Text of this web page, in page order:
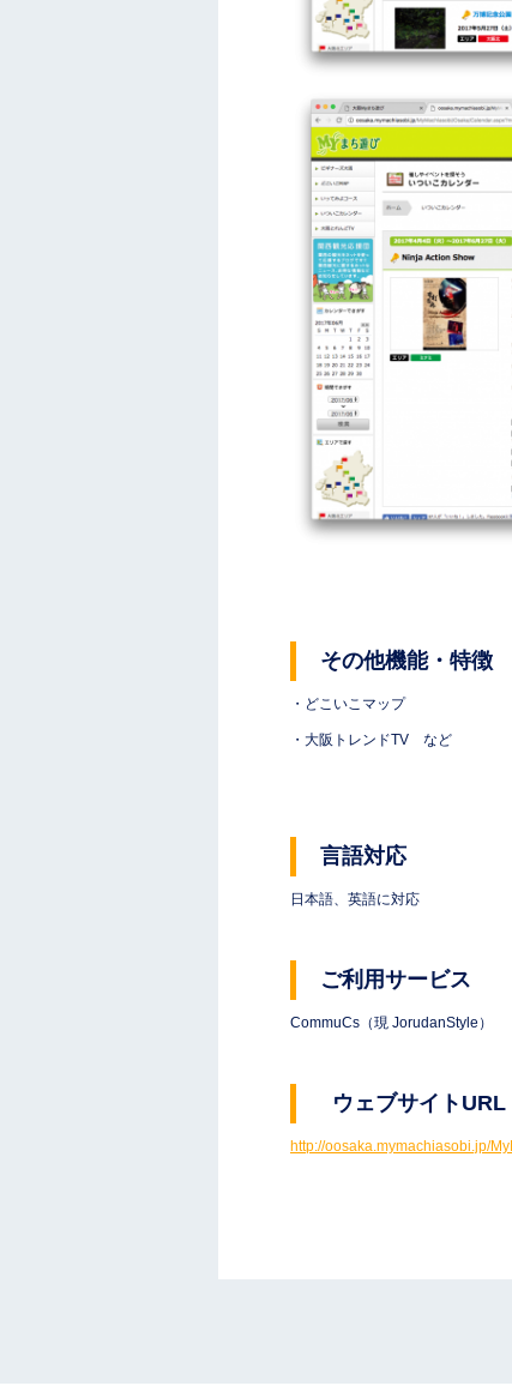
その他機能・特徴
・どこいこマップ
・大阪トレンドTV など
言語対応
日本語、英語に対応
ご利用サービス
CommuCs（現 JorudanStyle）
ウェブサイトURL
http://oosaka.mymachiasobi.jp/